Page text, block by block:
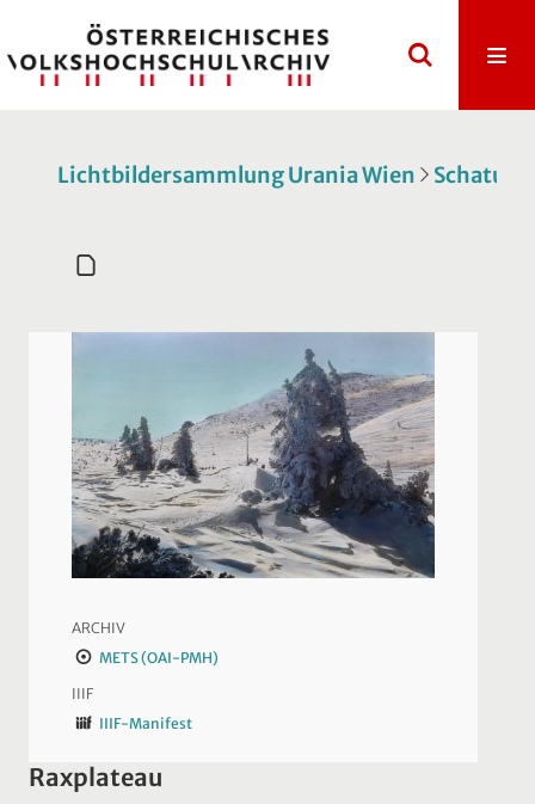
Lichtbildersammlung Urania Wien
ARCHIV
METS (OAI-PMH)
IIIF
IIIF-Manifest
Raxplateau